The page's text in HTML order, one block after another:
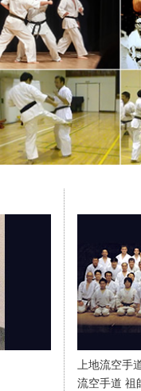
上地流空手
流空手道 祖